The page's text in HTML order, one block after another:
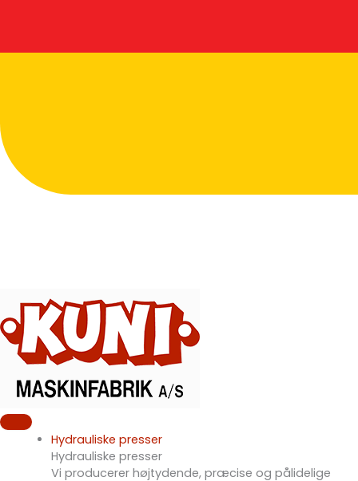
Hydrauliske presser
Hydrauliske presser
Vi producerer højtydende, præcise og pålidelige